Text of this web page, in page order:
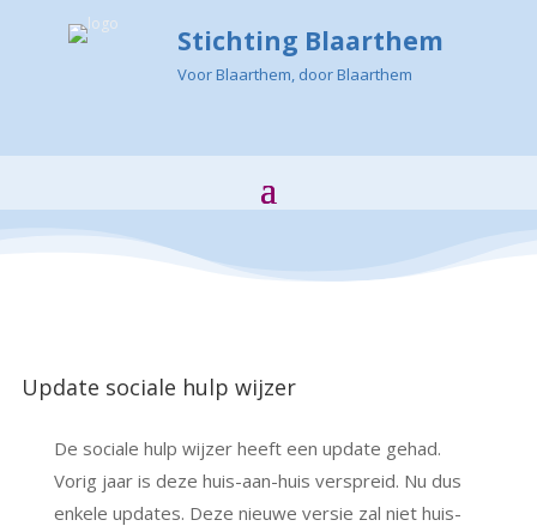
Stichting Blaarthem
Voor Blaarthem, door Blaarthem
Update sociale hulp wijzer
De sociale hulp wijzer heeft een update gehad.
Vorig jaar is deze huis-aan-huis verspreid. Nu dus
enkele updates. Deze nieuwe versie zal niet huis-